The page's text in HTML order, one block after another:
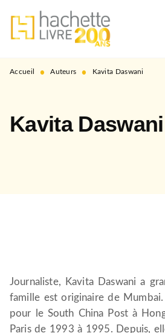
MENU RECHERCHE
PIED DE PAGE
Accueil • Auteurs • Kavita Daswani
Kavita Daswani
Journaliste, Kavita Daswani a
famille est originaire de
pour le South China Post à
Paris de 1993 à 1995. Depuis,